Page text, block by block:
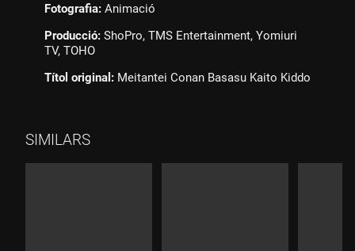
Fotografia: Animació
Producció: ShoPro, TMS Entertainment, Yomiuri
TV, TOHO
Títol original: Meitantei Conan Basasu Kaito Kiddo
SIMILARS